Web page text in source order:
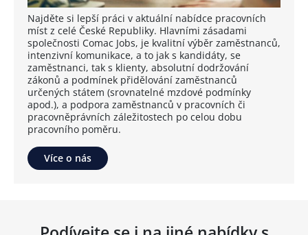
Najděte si lepší práci v aktuální nabídce pracovních
míst z celé České Republiky. Hlavními zásadami
společnosti Comac Jobs, je kvalitní výběr zaměstnanců,
intenzivní komunikace, a to jak s kandidáty, se
zaměstnanci, tak s klienty, absolutní dodržování
zákonů a podmínek přidělování zaměstnanců
určených státem (srovnatelné mzdové podmínky
apod.), a podpora zaměstnanců v pracovních či
pracovněprávních záležitostech po celou dobu
pracovního poměru.
Více o nás